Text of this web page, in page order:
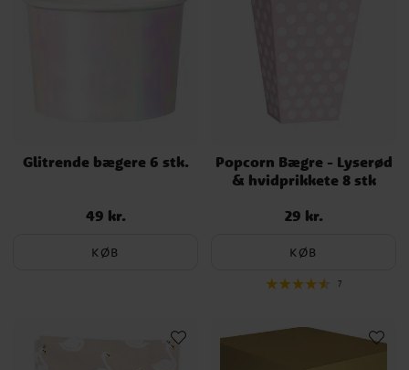
Glitrende bægere 6 stk.
Pris: 49 kr.
49 kr.
KØB
Popcorn Bægre - Lyserød
& hvidprikkete 8 stk
Pris: 29 kr.
29 kr.
KØB
7